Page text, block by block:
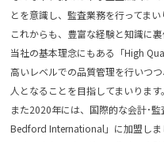
とを意識し、監査業務を行ってまい
これからも、豊富な経験と知識に
当社の基本理念にもある「High
高いレベルでの品質管理を行いつ
人となることを目指してまいります。
また2020年には、国際的な会計･
Bedford International」に加盟しま